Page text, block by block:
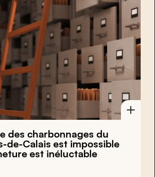
des charbonnages du
de-Calais est impossible
est inéluctable